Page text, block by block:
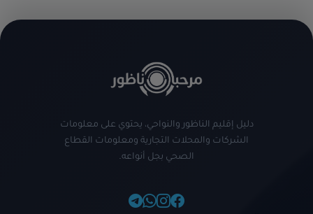
دليل إقليم الناظور والنواحي، يحتوي على معلومات
الشركات والمحلات التجارية ومعلومات القطاع
الصحي بجل أنواعه.